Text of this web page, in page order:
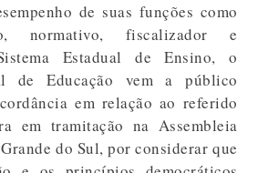
de suas funções como
normativo, fiscalizador e
Estadual de Ensino, o
de Educação vem a público
em relação ao referido
em tramitação na Assembleia
do Sul, por considerar que